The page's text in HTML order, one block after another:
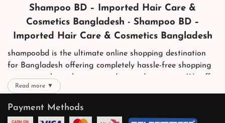
Shampoo BD – Imported Hair Care &
Cosmetics Bangladesh - Shampoo BD –
Imported Hair Care & Cosmetics Bangladesh
shampoobd is the ultimate online shopping destination
for Bangladesh offering completely hassle-free shopping
experience through secure and trusted gateways. We offer
you trendy and reliable shopping with all your preferred
brands and more. Now shopping is easier, quicker and
always joyous. We help you mark the exact choice here.
Read more ▼
Payment Methods